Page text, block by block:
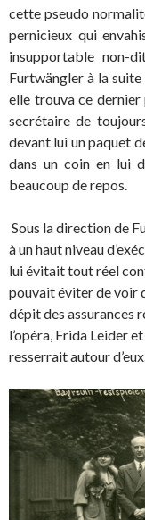
cette pseudo
pernicieux qui
insupportable non-
Furtwängler à la
elle trouva ce
secrétaire de
devant lui un paquet
dans un coin en lui
beaucoup de repos.
Sous la direction de
à un haut niveau
lui évitait tout réel
pouvait éviter de voir
dépit des assurances
l’opéra, Frida Leider
resserrait autour